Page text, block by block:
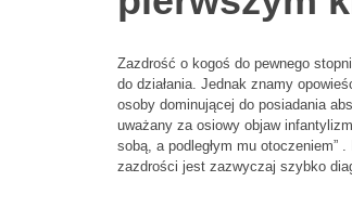
Zazdrość o kogoś do pewnego
do działania. Jednak znamy
osoby dominującej do posiadania
uważany za osiowy objaw
sobą, a podległym mu otoczeniem”
zazdrości jest zazwyczaj szybko